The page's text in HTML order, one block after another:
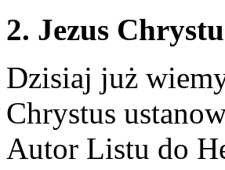
2. Jezus
Dzisiaj już
Chrystus
Autor Listu do